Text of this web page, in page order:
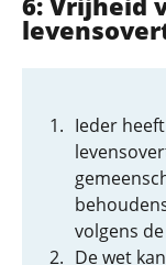
Ieder
volgens
De wet